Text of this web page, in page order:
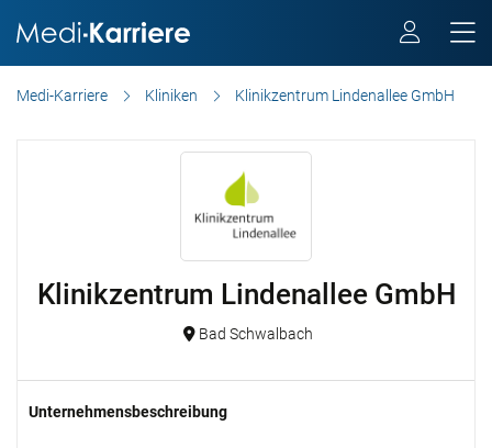
Medi-Karriere Kliniken Klinikzentrum Lindenallee GmbH
Klinikzentrum Lindenallee GmbH
Bad Schwalbach
Unternehmensbeschreibung